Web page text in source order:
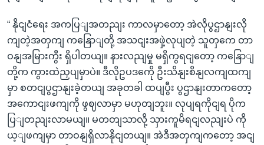
“ နိုငျငံရေး အကပြျအတညျး ကာလမှာတော့ အဲလိုပွဌာနျးလို
ကျတဲ့အတှကျ ကနြောျတို့ အသငျးအဖှဲ့လုပျတဲ့ သူတှကေ တာ
ဝနျအမြားကွီး ရှိပါတယျ။ နားလညျမှု မရှိကွရငျတော့ ကနြောျ
တို့က ကွားထဲညှပျမှာပဲ။ ဒီလိုဥပဒကေို ဦးသိနျးစိနျလကျထကျ
မှာ စတငျပွဌာနျးခဲ့တယျ အခုတခါ ထပျပွီး ပွဌာနျးတာကတော့
အကောငျးဖကျကို ဖွဈလာမှာ မဟုတျဘူး။ လုပျရကိုငျရ ပိုက
ပြျတညျးလာမယျ။ မတတျသာလို့ သှားကူမိရငျလညျးပဲ ကို
ယ့ျဖကျမှာ တာဝနျရှိလာနိုငျတယျ။ အဲဒီအတှကျကတော့ အငျ